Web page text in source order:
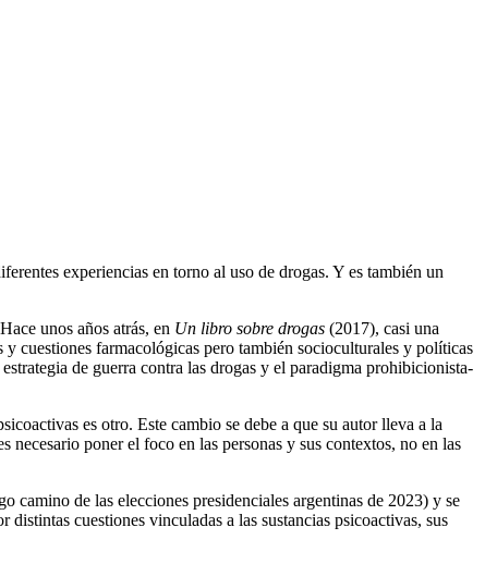
experiencias en torno al uso de drogas. Y es también un
unos años atrás, en Un libro sobre drogas (2017), casi una
cuestiones farmacológicas pero también socioculturales y políticas
de guerra contra las drogas y el paradigma prohibicionista-
es otro. Este cambio se debe a que su autor lleva a la
necesario poner el foco en las personas y sus contextos, no en las
de las elecciones presidenciales argentinas de 2023) y se
cuestiones vinculadas a las sustancias psicoactivas, sus